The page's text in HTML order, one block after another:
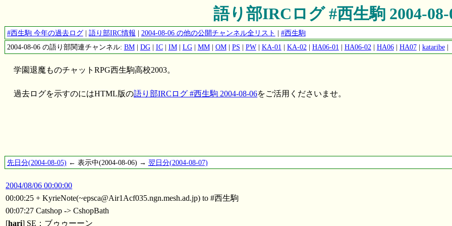
語り部IRCログ #西生駒 2004-08-
#西生駒 今年の過去ログ| 語り部IRC情報 | 2004-08-06 の他の公開チャンネル全リスト | #西生駒
2004-08-06 の語り部関連チャンネル: BM| DG| IC| IM| LG| MM| OM| PS | PW| KA-01 | KA-02 | HA06-01 | HA06-02 | HA06| HA07| kataribe|
学園退魔ものチャットRPG西生駒高校2003。
過去ログを示すのにはHTML版の語り部IRCログ #西生駒 2004-08-06をご活用くださいませ。
先日分(2004-08-05) ← 表示中(2004-08-06) → 翌日分(2004-08-07)
2004/08/06 00:00:00
00:00:25 + KyrieNote(~epsca@Air1Acf035.ngn.mesh.ad.jp) to #西生駒
00:07:27 Catshop -> CshopBath
[hari] SE：ブゥゥーーン